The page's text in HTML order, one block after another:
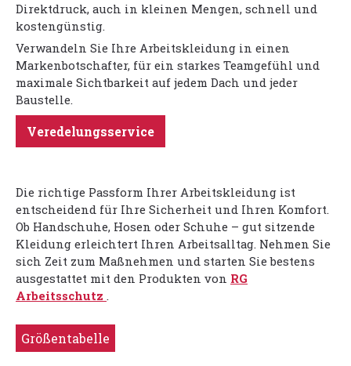
Direktdruck, auch in kleinen Mengen, schnell und
kostengünstig.
Verwandeln Sie Ihre Arbeitskleidung in einen
Markenbotschafter, für ein starkes Teamgefühl und
maximale Sichtbarkeit auf jedem Dach und jeder
Baustelle.
Veredelungsservice
Die richtige Passform Ihrer Arbeitskleidung ist
entscheidend für Ihre Sicherheit und Ihren Komfort.
Ob Handschuhe, Hosen oder Schuhe – gut sitzende
Kleidung erleichtert Ihren Arbeitsalltag. Nehmen Sie
sich Zeit zum Maßnehmen und starten Sie bestens
ausgestattet mit den Produkten von RG
Arbeitsschutz .
Größentabelle